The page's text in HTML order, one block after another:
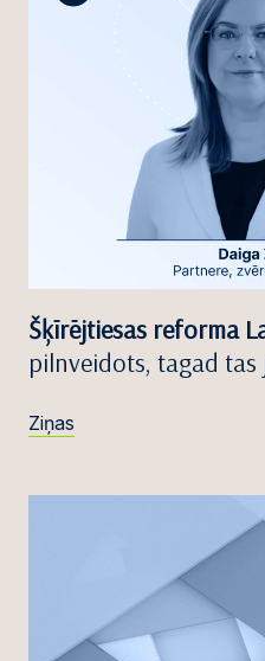
Šķīrējtiesas reforma
pilnveidots, tagad tas
Ziņas